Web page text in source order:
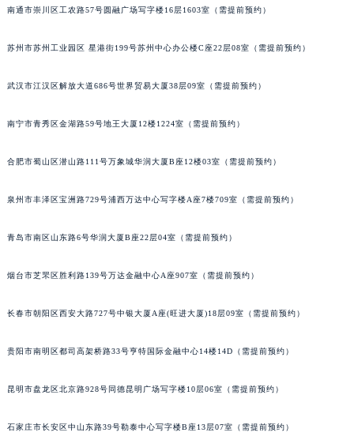
南通市崇川区工农路57号圆融广场写字楼16层1603室（需提前预约）
苏州市苏州工业园区 星港街199号苏州中心办公楼C座22层08室（需提前预约）
武汉市江汉区解放大道686号世界贸易大厦38层09室（需提前预约）
南宁市青秀区金湖路59号地王大厦12楼1224室（需提前预约）
合肥市蜀山区潜山路111号万象城华润大厦B座12楼03室（需提前预约）
泉州市丰泽区宝洲路729号浦西万达中心写字楼A座7楼709室（需提前预约）
青岛市南区山东路6号华润大厦B座22层04室（需提前预约）
烟台市芝罘区胜利路139号万达金融中心A座907室（需提前预约）
长春市朝阳区西安大路727号中银大厦A座(旺进大厦)18层09室（需提前预约）
贵阳市南明区都司高架桥路33号亨特国际金融中心14楼14D（需提前预约）
昆明市盘龙区北京路928号同德昆明广场写字楼10层06室（需提前预约）
石家庄市长安区中山东路39号勒泰中心写字楼B座13层07室（需提前预约）